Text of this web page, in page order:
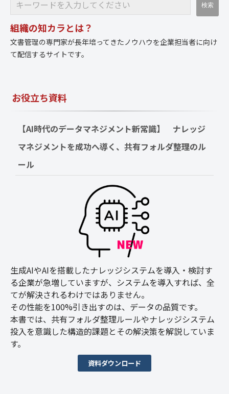
組織の知カラとは？
文書管理の専門家が長年培ってきたノウハウを企業担当者に向け
て配信するサイトです。
お役立ち資料
【AI時代のデータマネジメント新常識】　ナレッジ
マネジメントを成功へ導く、共有フォルダ整理のル
ール
生成AIやAIを搭載したナレッジシステムを導入・検討す
る企業が急増していますが、システムを導入すれば、全
てが解決されるわけではありません。
その性能を100%引き出すのは、データの品質です。
本書では、共有フォルダ整理ルールやナレッジシステム
投入を意識した構造的課題とその解決策を解説していま
す。
資料ダウンロード